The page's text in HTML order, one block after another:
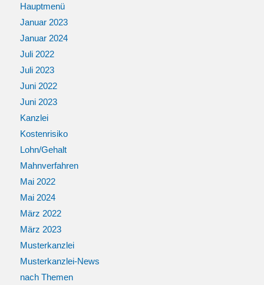
Hauptmenü
Januar 2023
Januar 2024
Juli 2022
Juli 2023
Juni 2022
Juni 2023
Kanzlei
Kostenrisiko
Lohn/Gehalt
Mahnverfahren
Mai 2022
Mai 2024
März 2022
März 2023
Musterkanzlei
Musterkanzlei-News
nach Themen